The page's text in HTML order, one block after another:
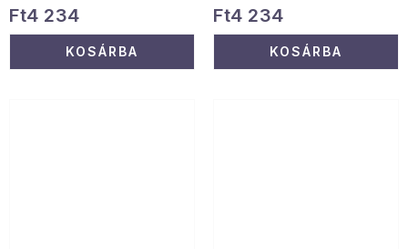
Ft4 234
KOSÁRBA
Ft4 234
KOSÁRBA